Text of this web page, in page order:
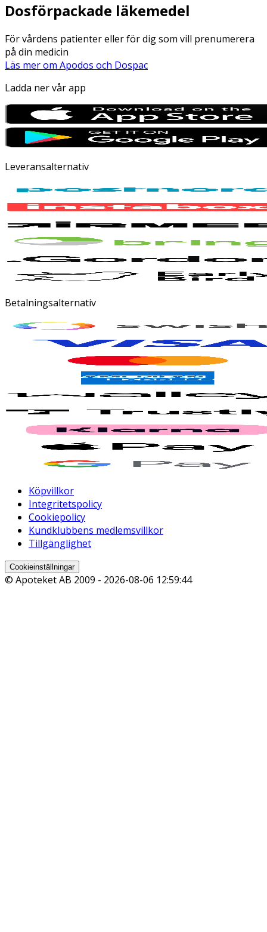
Dosförpackade läkemedel
För vårdens patienter eller för dig som vill prenumerera
på din medicin
Läs mer om Apodos och Dospac
Ladda ner vår app
Leveransalternativ
Betalningsalternativ
Köpvillkor
Integritetspolicy
Cookiepolicy
Kundklubbens medlemsvillkor
Tillgänglighet
Cookieinställningar
© Apoteket AB 2009 - 2026-08-06 12:59:44